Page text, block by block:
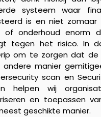
systeem waar
is en niet zomaar
of onderhoud enorm
tegen het risico. In
om te zorgen dat de
manier
scan en
helpen wij
en toepassen
geschikte manier.